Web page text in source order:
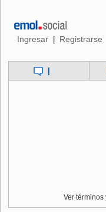
Ingresar | Registrarse
|
Ver